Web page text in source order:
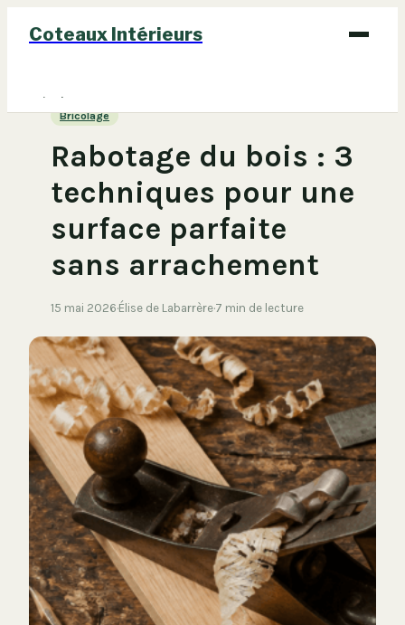
Coteaux Intérieurs
Bricolage
Bricolage
Rabotage du bois : 3
techniques pour une
surface parfaite
sans arrachement
15 mai 2026·Élise de Labarrère·7 min de lecture